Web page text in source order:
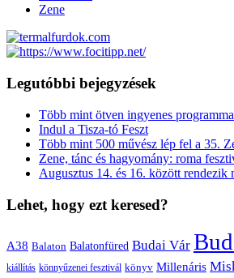
Zene
Legutóbbi bejegyzések
Több mint ötven ingyenes
Indul a Tisza-tó Feszt
Több mint 500 művész lép fel a 35.
Zene, tánc és hagyomány: roma
Augusztus 14. és 16. között rendezik
Lehet, hogy ezt keresed?
A38 Balaton Balatonfüred Budai Vár
kiállítás könnyűzenei fesztivál könyv Millenáris